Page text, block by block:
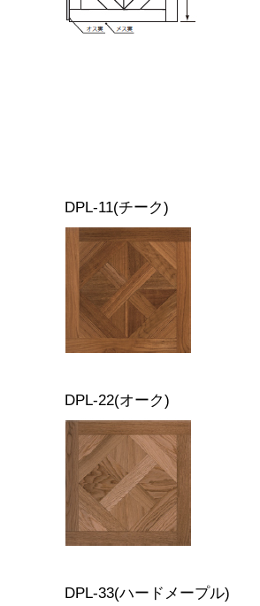
DPL-11(チーク)
DPL-22(オーク)
DPL-33(ハードメープル)